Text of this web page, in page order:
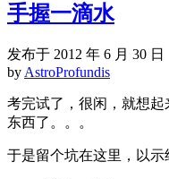
手握一滴水
发布于 2012 年 6 月 30 日
by AstroProfundis
考完试了，很闲，就想
东西了。。。
于是留个坑在这里，以示